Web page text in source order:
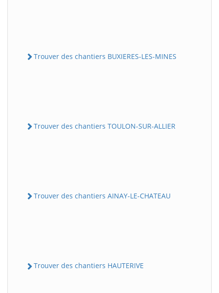
Trouver des chantiers BUXIERES-LES-MINES
Trouver des chantiers TOULON-SUR-ALLIER
Trouver des chantiers AINAY-LE-CHATEAU
Trouver des chantiers HAUTERIVE